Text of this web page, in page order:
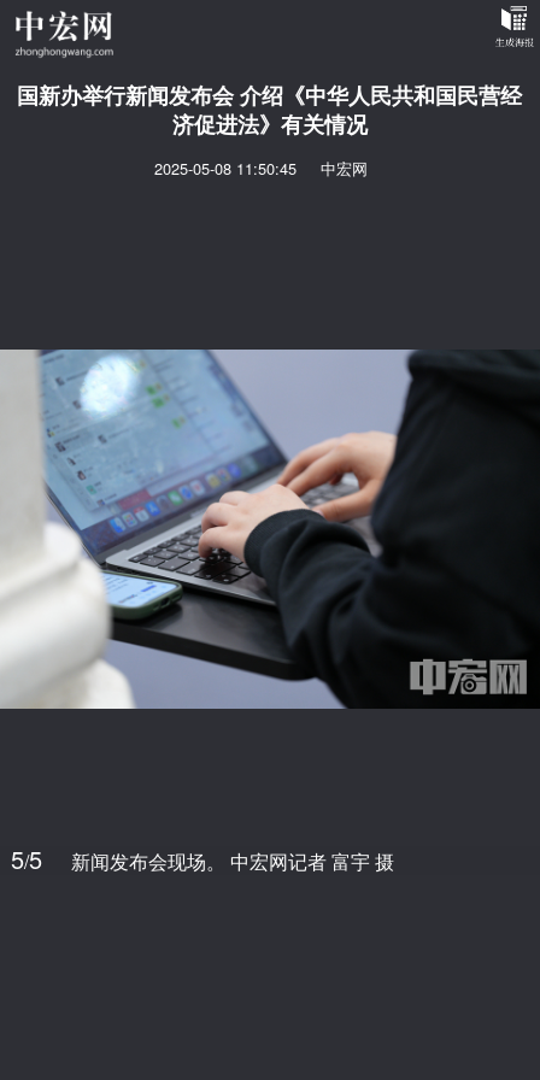
国新办举行新闻发布会 介绍《中华人民共和国民营经
济促进法》有关情况
2025-05-08 11:50:45 中宏网
5/5 新闻发布会现场。 中宏网记者 富宇 摄